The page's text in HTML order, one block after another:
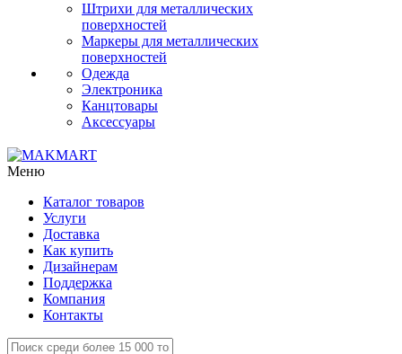
Штрихи для металлических
поверхностей
Маркеры для металлических
поверхностей
Одежда
Электроника
Канцтовары
Аксессуары
Меню
Каталог товаров
Услуги
Доставка
Как купить
Дизайнерам
Поддержка
Компания
Контакты